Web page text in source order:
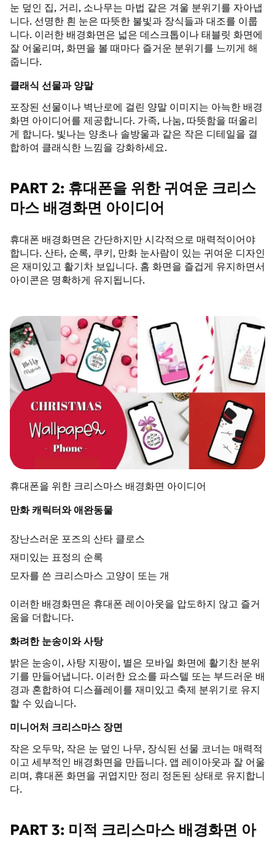
눈 덮인 집, 거리, 소나무는 마법 같은 겨울 분위기를 자아냅
니다. 선명한 흰 눈은 따뜻한 불빛과 장식들과 대조를 이룹
니다. 이러한 배경화면은 넓은 데스크톱이나 태블릿 화면에
잘 어울리며, 화면을 볼 때마다 즐거운 분위기를 느끼게 해
줍니다.
클래식 선물과 양말
포장된 선물이나 벽난로에 걸린 양말 이미지는 아늑한 배경
화면 아이디어를 제공합니다. 가족, 나눔, 따뜻함을 떠올리
게 합니다. 빛나는 양초나 솔방울과 같은 작은 디테일을 결
합하여 클래식한 느낌을 강화하세요.
PART 2: 휴대폰을 위한 귀여운 크리스
마스 배경화면 아이디어
휴대폰 배경화면은 간단하지만 시각적으로 매력적이어야
합니다. 산타, 순록, 쿠키, 만화 눈사람이 있는 귀여운 디자인
은 재미있고 활기차 보입니다. 홈 화면을 즐겁게 유지하면서
아이콘은 명확하게 유지됩니다.
휴대폰을 위한 크리스마스 배경화면 아이디어
만화 캐릭터와 애완동물
장난스러운 포즈의 산타 클로스
재미있는 표정의 순록
모자를 쓴 크리스마스 고양이 또는 개
이러한 배경화면은 휴대폰 레이아웃을 압도하지 않고 즐거
움을 더합니다.
화려한 눈송이와 사탕
밝은 눈송이, 사탕 지팡이, 별은 모바일 화면에 활기찬 분위
기를 만들어냅니다. 이러한 요소를 파스텔 또는 부드러운 배
경과 혼합하여 디스플레이를 재미있고 축제 분위기로 유지
할 수 있습니다.
미니어처 크리스마스 장면
작은 오두막, 작은 눈 덮인 나무, 장식된 선물 코너는 매력적
이고 세부적인 배경화면을 만듭니다. 앱 레이아웃과 잘 어울
리며, 휴대폰 화면을 귀엽지만 정리 정돈된 상태로 유지합니
다.
PART 3: 미적 크리스마스 배경화면 아